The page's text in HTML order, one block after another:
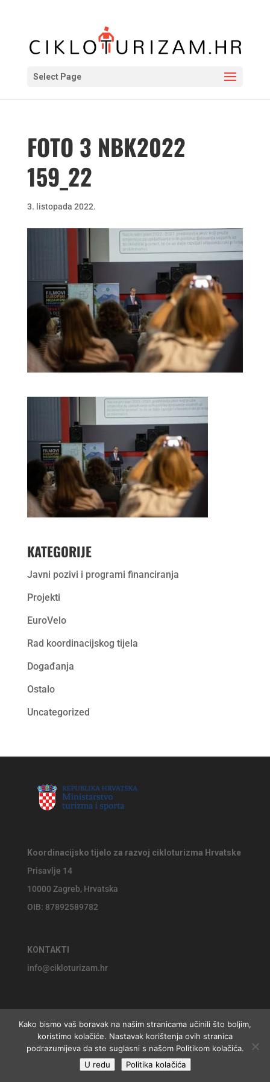
Select Page
FOTO 3 NBK2022
159_22
3. listopada 2022.
KATEGORIJE
Javni pozivi i programi financiranja
Projekti
EuroVelo
Rad koordinacijskog tijela
Događanja
Ostalo
Uncategorized
Koordinacijsko tijelo za razvoj cikloturizma Hrvatske
Prisavlje 14
10000 Zagreb, Hrvatska
OIB: 87892589782
KONTAKTI
info@cikloturizam.hr
© 2026 Koordinacijsko tijelo za razvoj cikloturizma Hrvatske,
website byJackie
Kako bismo vaš boravak na našim stranicama učinili što boljim,
koristimo kolačiće. Nastavak korištenja ovih stranica
podrazumijeva da ste suglasni s našom Politikom kolačića.
U redu
Politika kolačića